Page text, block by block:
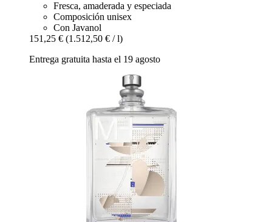
Fresca, amaderada y especiada
Composición unisex
Con Javanol
151,25 € (1.512,50 € / l)
Entrega gratuita hasta el 19 agosto